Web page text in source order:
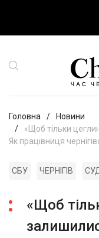
Головна
Новини
«Щоб тільки
Як працівниця
СБУ ЧЕРНІГІВ СУД
«Щоб